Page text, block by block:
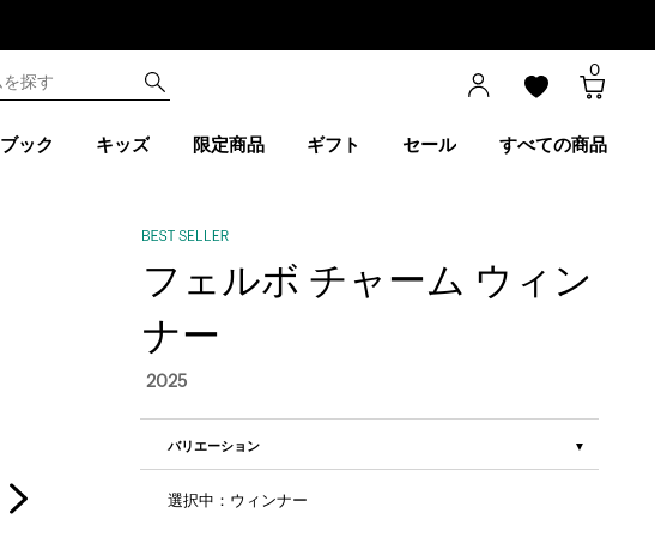
0
ブック キッズ 限定商品 ギフト セール すべての商品
フェルボ チャーム ウィン
ナー
2025
バリエーション
選択中：ウィンナー